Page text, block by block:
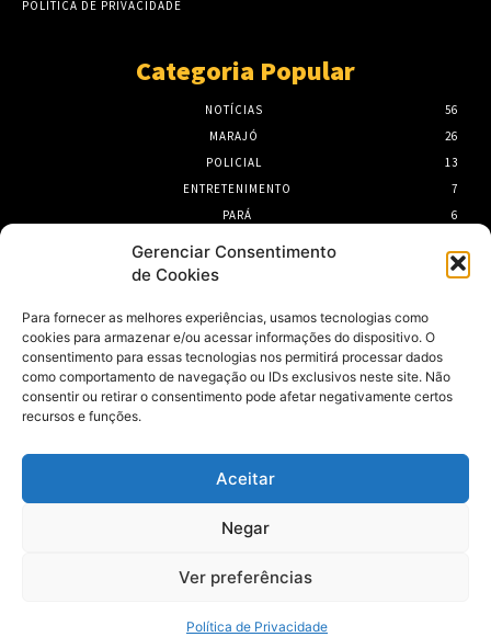
Gerenciar Consentimento
de Cookies
Para fornecer as melhores experiências, usamos tecnologias como
cookies para armazenar e/ou acessar informações do dispositivo. O
consentimento para essas tecnologias nos permitirá processar dados
como comportamento de navegação ou IDs exclusivos neste site. Não
consentir ou retirar o consentimento pode afetar negativamente certos
recursos e funções.
Aceitar
Negar
Ver preferências
Política de Privacidade
POLÍTICA DE PRIVACIDADE
Categoria Popular
NOTÍCIAS
56
MARAJÓ
26
POLICIAL
13
ENTRETENIMENTO
7
PARÁ
6
- Publicidade -